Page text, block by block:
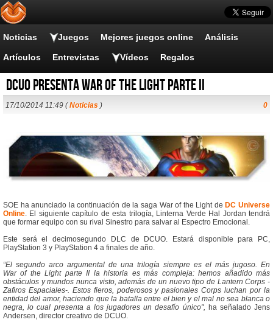
Noticias Juegos Mejores juegos online Análisis
Artículos Entrevistas Vídeos Regalos
DCUO presenta War of the Light parte II
17/10/2014 11:49 (Noticias ) 0
SOE ha anunciado la continuación de la saga War of the Light de DC Universe
Online. El siguiente capítulo de esta trilogía, Linterna Verde Hal Jordan tendrá
que formar equipo con su rival Sinestro para salvar al Espectro Emocional.
Este será el decimosegundo DLC de DCUO. Estará disponible para PC,
PlayStation 3 y PlayStation 4 a finales de año.
“El segundo arco argumental de una trilogía siempre es el más jugoso. En
War of the Light parte II la historia es más compleja: hemos añadido más
obstáculos y mundos nunca visto, además de un nuevo tipo de Lantern Corps -
Zafiros Espaciales-. Estos fieros, poderosos y pasionales Corps luchan por la
entidad del amor, haciendo que la batalla entre el bien y el mal no sea blanca o
negra, lo cual presenta a los jugadores un desafío único", ha señalado Jens
Andersen, director creativo de DCUO.